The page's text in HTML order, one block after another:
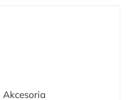
Akcesoria